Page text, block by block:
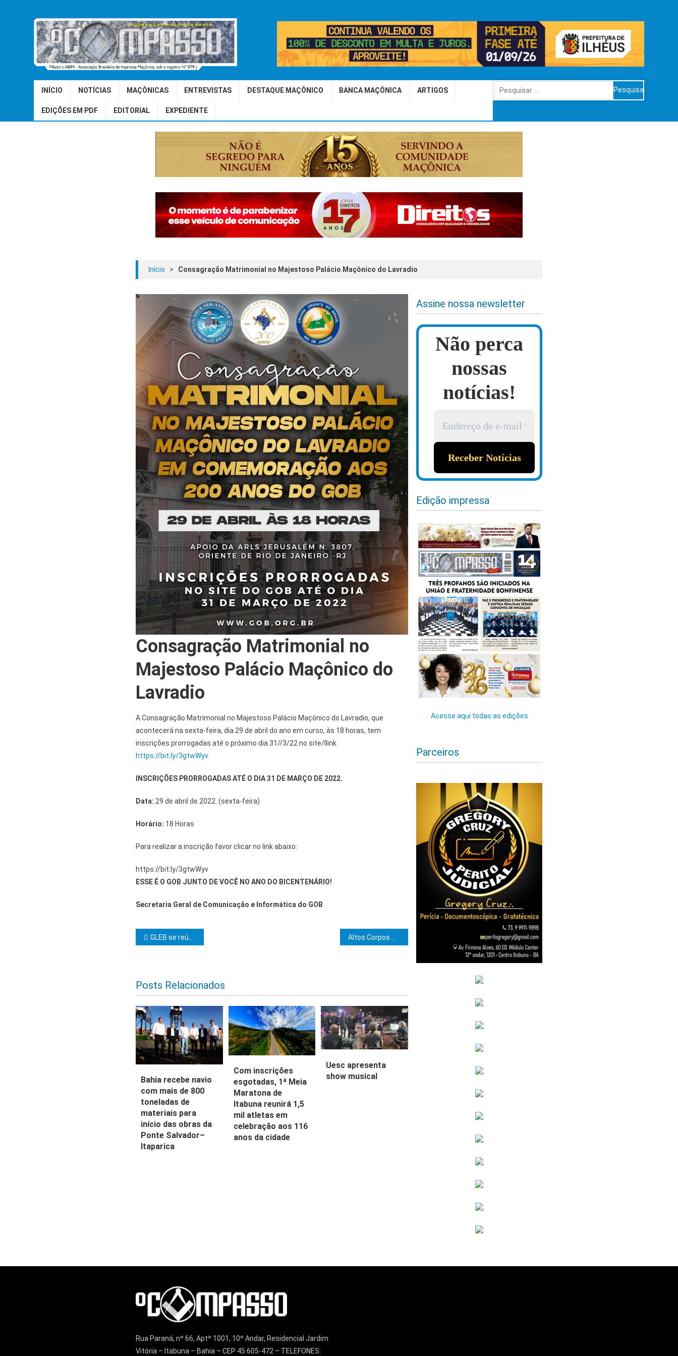
INÍCIO NOTÍCIAS MAÇÔNICAS ENTREVISTAS DESTAQUE MAÇÔNICO BANCA MAÇÔNICA ARTIGOS
EDIÇÕES EM PDF EDITORIAL EXPEDIENTE
Pesquisar
por:
Início > Consagração Matrimonial no Majestoso Palácio Maçônico do Lavradio
Consagração Matrimonial no
Majestoso Palácio Maçônico do
Lavradio
A Consagração Matrimonial no Majestoso Palácio Maçônico do Lavradio, que
acontecerá na sexta-feira, dia 29 de abril do ano em curso, às 18 horas, tem
inscrições prorrogadas até o próximo dia 31//3/22 no site/llink
https://bit.ly/3gtwWyv
INSCRIÇÕES PRORROGADAS ATÉ O DIA 31 DE MARÇO DE 2022.
Data: 29 de abril de 2022. (sexta-feira)
Horário: 18 Horas
Para realizar a inscrição favor clicar no link abaixo:
https://bit.ly/3gtwWyv
ESSE É O GOB JUNTO DE VOCÊ NO ANO DO BICENTENÁRIO!
Secretaria Geral de Comunicação e Informática do GOB
Navegação de Post
GLEB se reúne com Soberano Grande Comendador para organizar Investidura ao Grau 33 Altos Corpos – Trabalho para Iniciação no Grau 32
Posts Relacionados
Bahia recebe navio
com mais de 800
toneladas de
materiais para
início das obras da
Ponte Salvador–
Itaparica
Com inscrições
esgotadas, 1ª Meia
Maratona de
Itabuna reunirá 1,5
mil atletas em
celebração aos 116
anos da cidade
Uesc apresenta
show musical
Assine nossa newsletter
Não perca
nossas
notícias!
Edição impressa
Acesse aqui todas as edições
Parceiros
Rua Paraná, nº 66, Aptº 1001, 10º Andar, Residencial Jardim
Vitória – Itabuna – Bahia – CEP 45.605-472 – TELEFONES: